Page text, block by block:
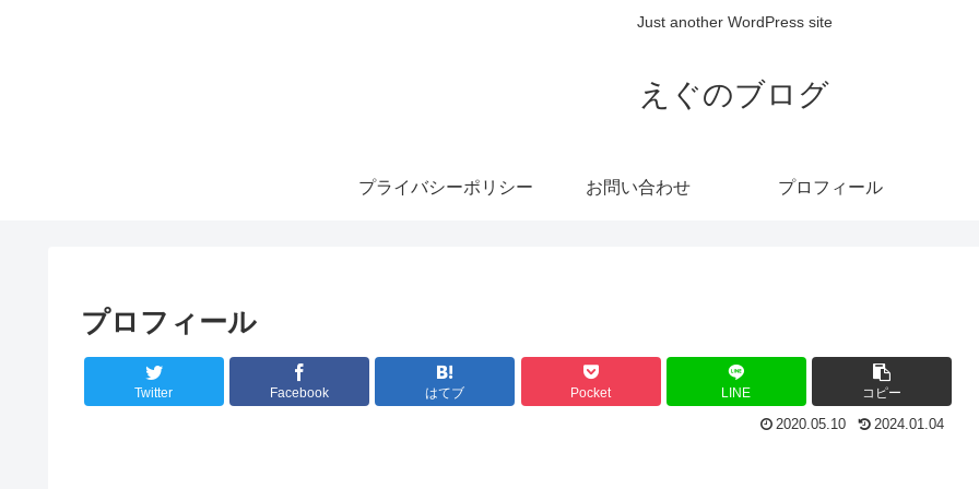
Just another WordPress site
えぐのブログ
プライバシーポリシー お問い合わせ プロフィール
プロフィール
Twitter Facebook はてブ Pocket LINE コピー
2020.05.10 2024.01.04